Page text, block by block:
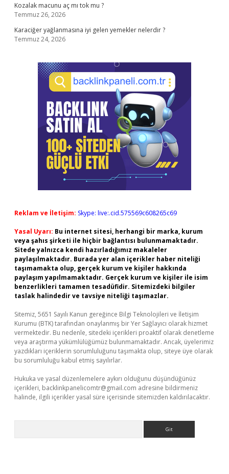
Kozalak macunu aç mı tok mu ?
Temmuz 26, 2026
Karaciğer yağlanmasına iyi gelen yemekler nelerdir ?
Temmuz 24, 2026
Reklam ve İletişim: Skype: live:.cid.575569c608265c69
Yasal Uyarı: Bu internet sitesi, herhangi bir marka, kurum
veya şahıs şirketi ile hiçbir bağlantısı bulunmamaktadır.
Sitede yalnızca kendi hazırladığımız makaleler
paylaşılmaktadır. Burada yer alan içerikler haber niteliği
taşımamakta olup, gerçek kurum ve kişiler hakkında
paylaşım yapılmamaktadır. Gerçek kurum ve kişiler ile isim
benzerlikleri tamamen tesadüfidir. Sitemizdeki bilgiler
taslak halindedir ve tavsiye niteliği taşımazlar.
Sitemiz, 5651 Sayılı Kanun gereğince Bilgi Teknolojileri ve İletişim
Kurumu (BTK) tarafından onaylanmış bir Yer Sağlayıcı olarak hizmet
vermektedir. Bu nedenle, sitedeki içerikleri proaktif olarak denetleme
veya araştırma yükümlülüğümüz bulunmamaktadır. Ancak, üyelerimiz
yazdıkları içeriklerin sorumluluğunu taşımakta olup, siteye üye olarak
bu sorumluluğu kabul etmiş sayılırlar.
Hukuka ve yasal düzenlemelere aykırı olduğunu düşündüğünüz
içerikleri, backlinkpanelicomtr@gmail.com adresine bildirmeniz
halinde, ilgili içerikler yasal süre içerisinde sitemizden kaldırılacaktır.